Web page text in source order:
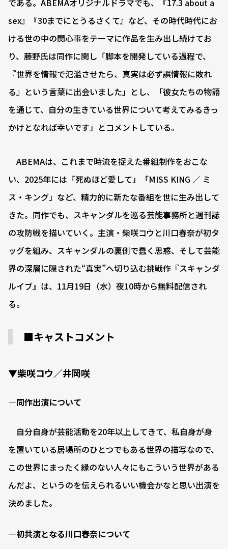
である。ABEMAオリジナルドラマでも、『17.3 about a
sex』『30までにとうるさくて』など、その時代時代にお
ける世の中の関心事をテーマに作品を生み出し続けてお
り、藤野氏は同作に関し「脚本を開発している過程で、
『世界を情報で氾濫させたら、真実は必ず誤情報に敗れ
る』という言葉に出会いました」とし、「彼女たちの物語
を通じて、自分の生きている世界について考えてみるきっ
かけとなれば幸いです」とコメントしている。
ABEMAは、これまで時流を捉えた番組制作をおこな
い、2025年には「死ぬほど愛して」「MISS KING ／ ミ
ス・キング」など、精力的に新たな番組を世に生み出して
きた。同作でも、スキャンダルを巡る芸能事務所と週刊誌
の攻防戦を描いていく。主演・柴咲コウと川口春奈が初タ
ッグを組み、スキャンダルの裏側で蠢く思惑、そして芸能
界の深層に隠された“真実”へ切り込む挑戦作『スキャンダ
ルイブ』は、11月19日（水）夜10時から無料配信され
る。
■キャストコメント
▼柴咲コウ／井岡咲
―同作出演について
自分自身が芸能活動を20年以上してきて、私自身が身
を置いている居場所のひとつでもある世界の描写なので、
この世界にまったく縁のない人々にもこういう世界がある
んだよ、というのを伝えられるいい機会かなと思い出演を
決めました。
―初共演となる川口春奈について